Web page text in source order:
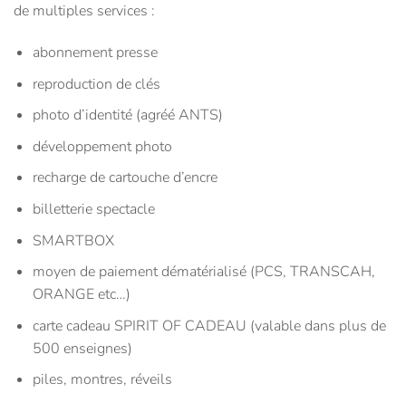
de multiples services :
abonnement presse
reproduction de clés
photo d’identité (agréé ANTS)
développement photo
recharge de cartouche d’encre
billetterie spectacle
SMARTBOX
moyen de paiement dématérialisé (PCS, TRANSCAH,
ORANGE etc…)
carte cadeau SPIRIT OF CADEAU (valable dans plus de
500 enseignes)
piles, montres, réveils